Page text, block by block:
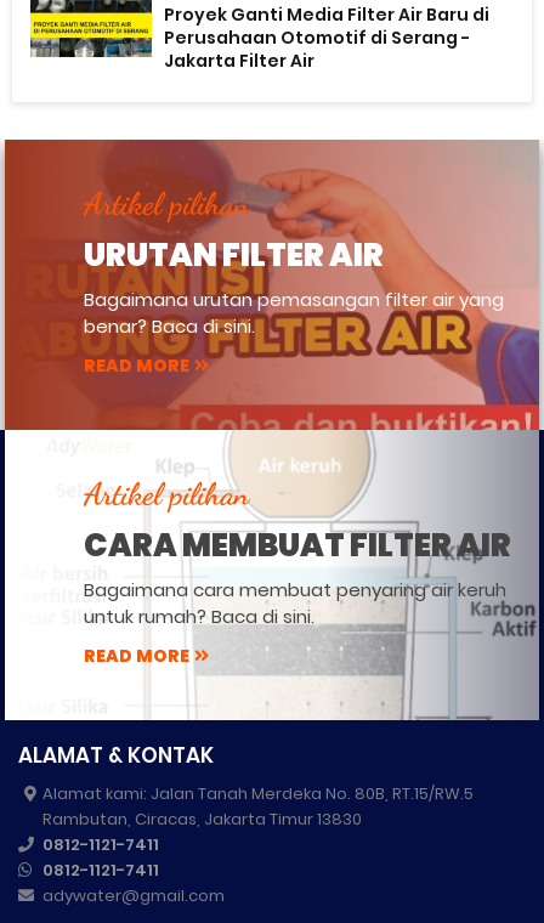
Proyek Ganti Media Filter Air Baru di
Perusahaan Otomotif di Serang -
Jakarta Filter Air
Artikel pilihan
URUTAN FILTER AIR
Bagaimana urutan pemasangan filter air yang
benar? Baca di sini.
READ MORE
Artikel pilihan
CARA MEMBUAT FILTER AIR
Bagaimana cara membuat penyaring air keruh
untuk rumah? Baca di sini.
READ MORE
ALAMAT & KONTAK
Alamat kami: Jalan Tanah Merdeka No. 80B, RT.15/RW.5
Rambutan, Ciracas, Jakarta Timur 13830
0812-1121-7411
0812-1121-7411
adywater@gmail.com